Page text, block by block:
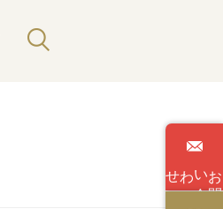
い
わせ